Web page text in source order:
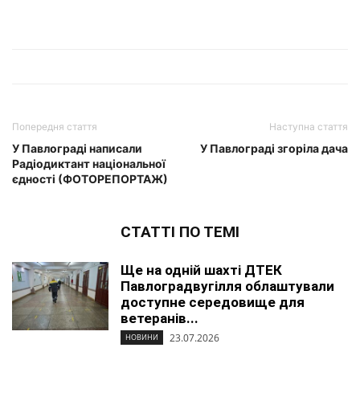
Попередня стаття
У Павлограді написали
Радіодиктант національної
єдності (ФОТОРЕПОРТАЖ)
Наступна стаття
У Павлограді згоріла дача
СТАТТІ ПО ТЕМІ
Ще на одній шахті ДТЕК
Павлоградвугілля облаштували
доступне середовище для
ветеранів...
НОВИНИ 23.07.2026